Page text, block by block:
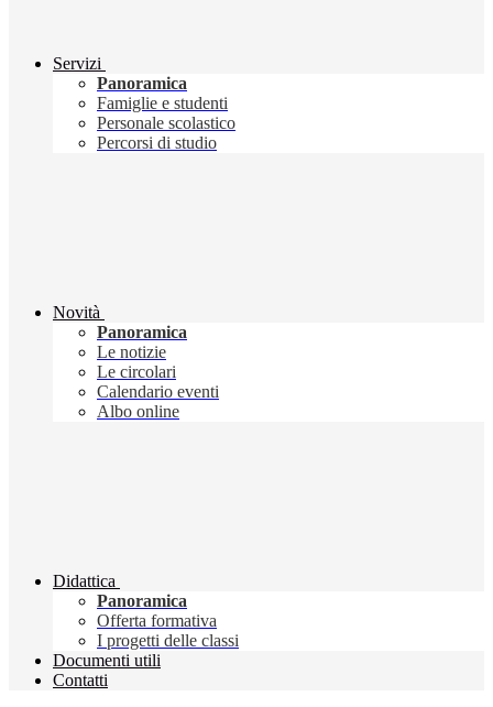
Servizi
Panoramica
Famiglie e studenti
Personale scolastico
Percorsi di studio
Novità
Panoramica
Le notizie
Le circolari
Calendario eventi
Albo online
Didattica
Panoramica
Offerta formativa
I progetti delle classi
Documenti utili
Contatti